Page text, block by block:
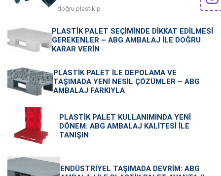
doğru plastik p
PLASTIK PALET SEÇIMINDE DIKKAT EDILMESI
GEREKENLER – ABG AMBALAJ ILE DOĞRU
KARAR VERIN
PLASTIK PALET ILE DEPOLAMA VE
TAŞIMADA YENI NESIL ÇÖZÜMLER – ABG
AMBALAJ FARKIYLA
PLASTIK PALET KULLANIMINDA YENI
DÖNEM: ABG AMBALAJ KALITESI ILE
TANIŞIN
ENDÜSTRIYEL TAŞIMADA DEVRIM: ABG